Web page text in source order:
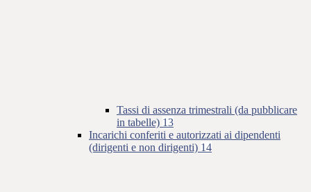
Tassi di assenza trimestrali (da pubblicare
in tabelle) 13
Incarichi conferiti e autorizzati ai dipendenti
(dirigenti e non dirigenti) 14